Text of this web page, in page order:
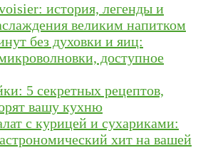
история, легенды и
великим напитком
без духовки и яиц:
доступное
5 секретных рецептов,
вашу кухню
с курицей и сухариками:
хит на вашей